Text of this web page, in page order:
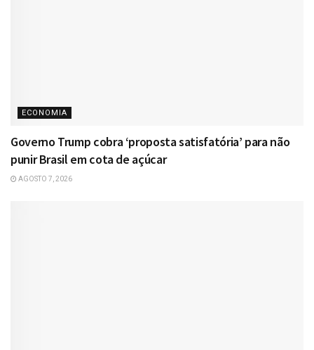
ECONOMIA
Governo Trump cobra ‘proposta satisfatória’ para não
punir Brasil em cota de açúcar
AGOSTO 7, 2026